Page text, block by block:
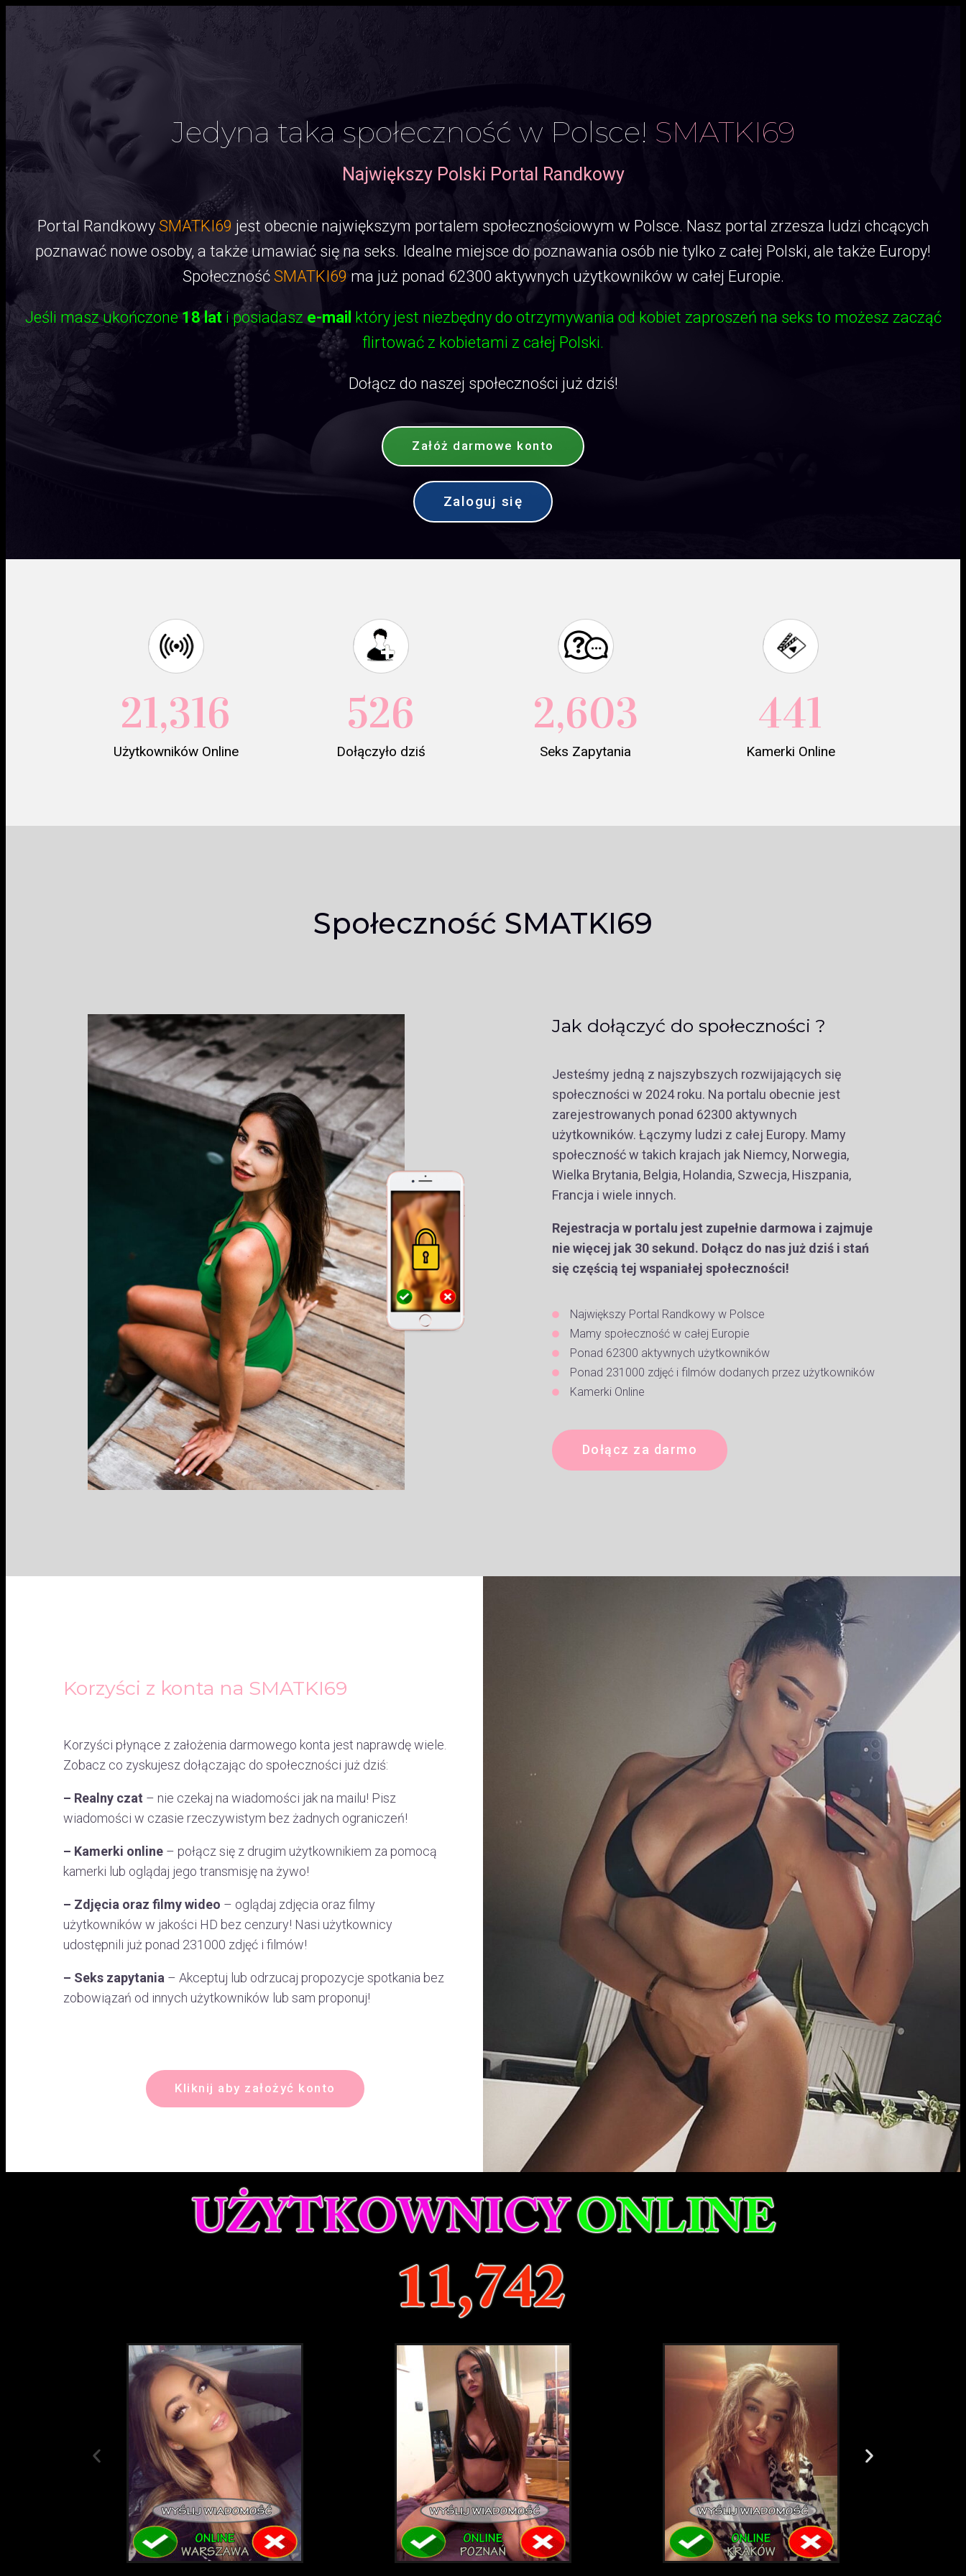
Jedyna taka społeczność w Polsce! SMATKI69
Największy Polski Portal Randkowy
Portal Randkowy SMATKI69 jest obecnie największym portalem społecznościowym w Polsce. Nasz portal zrzesza ludzi chcących
poznawać nowe osoby, a także umawiać się na seks. Idealne miejsce do poznawania osób nie tylko z całej Polski, ale także Europy!
Społeczność SMATKI69ma już ponad 62300 aktywnych użytkowników w całej Europie.
Jeśli masz ukończone18 lati posiadasz e-mail który jest niezbędny do otrzymywania od kobiet zaproszeń na seks to możesz zacząć
flirtować z kobietami z całej Polski.
Dołącz do naszej społeczności już dziś!
Załóż darmowe konto
Zaloguj się
Użytkowników Online
21,316
Dołączyło dziś
526
Seks Zapytania
2,603
Kamerki Online
441
Społeczność SMATKI69
Jak dołączyć do społeczności ?
Jesteśmy jedną z najszybszych rozwijających się
społeczności w 2024 roku. Na portalu obecnie jest
zarejestrowanych ponad 62300 aktywnych
użytkowników. Łączymy ludzi z całej Europy. Mamy
społeczność w takich krajach jak Niemcy, Norwegia,
Wielka Brytania, Belgia, Holandia, Szwecja, Hiszpania,
Francja i wiele innych.
Rejestracja w portalu jest zupełnie darmowa i zajmuje
nie więcej jak 30 sekund. Dołącz do nas już dziś i stań
się częścią tej wspaniałej społeczności!
Największy Portal Randkowy w Polsce
Mamy społeczność w całej Europie
Ponad 62300 aktywnych użytkowników
Ponad 231000 zdjęć i filmów dodanych przez użytkowników
Kamerki Online
Dołącz za darmo
Korzyści z konta na SMATKI69
Korzyści płynące z założenia darmowego konta jest naprawdę wiele.
Zobacz co zyskujesz dołączając do społeczności już dziś:
– Realny czat – nie czekaj na wiadomości jak na mailu! Pisz
wiadomości w czasie rzeczywistym bez żadnych ograniczeń!
– Kamerki online – połącz się z drugim użytkownikiem za pomocą
kamerki lub oglądaj jego transmisję na żywo!
– Zdjęcia oraz filmy wideo – oglądaj zdjęcia oraz filmy
użytkowników w jakości HD bez cenzury! Nasi użytkownicy
udostępnili już ponad 231000 zdjęć i filmów!
– Seks zapytania – Akceptuj lub odrzucaj propozycje spotkania bez
zobowiązań od innych użytkowników lub sam proponuj!
Kliknij aby założyć konto